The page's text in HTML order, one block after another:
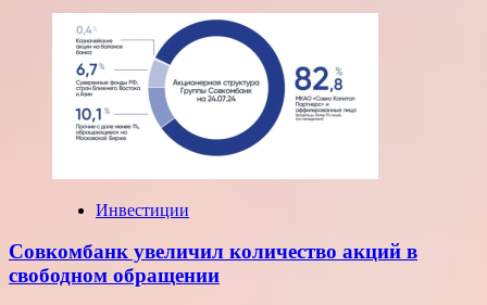
Торги
акциями
«Яндекса»
стартуют
на
Мосбирже
Инвестиции
Совкомбанк увеличил количество акций в
свободном обращении